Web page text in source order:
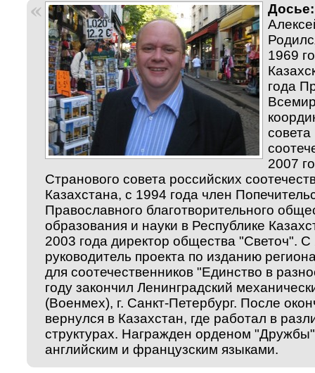
Досье:
1969
года
совета
2007
Странового совета российских
Казахстана, с 1994 года член
Православного благотворительного
образования и науки в Республике
2003 года директор общества "Светоч". С
руководитель проекта по изданию
для соотечественников "Единство в
году закончил Ленинградский
(Военмех), г. Санкт-Петербург. После
вернулся в Казахстан, где работал в
структурах. Награжден орденом
английским и французским языками.